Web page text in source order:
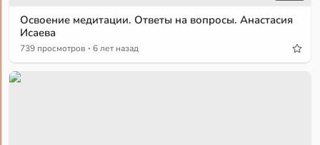
Освоение медитации. Ответы на вопросы. Анастасия
Исаева
739 просмотров · 6 лет назад